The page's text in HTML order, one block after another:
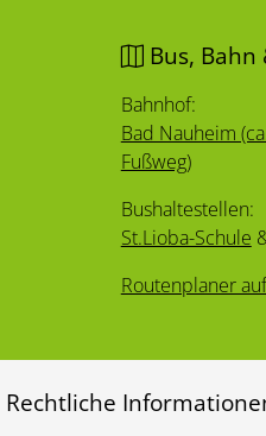
Bus, Bahn
Bahnhof:
Bad Nauheim
Fußweg)
Bushaltestellen:
St.Lioba-Schule
Routenplaner
Rechtliche